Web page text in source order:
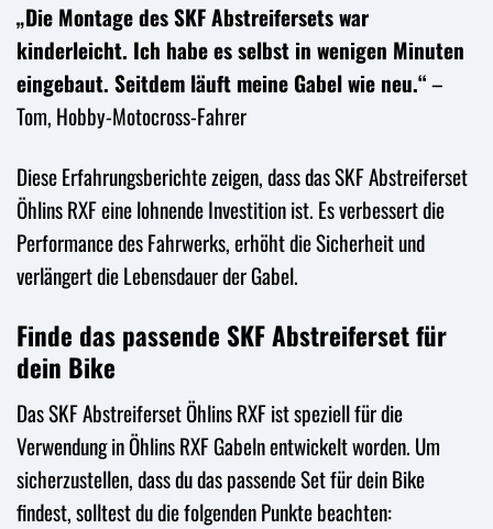
„Die Montage des SKF Abstreifersets war
kinderleicht. Ich habe es selbst in wenigen Minuten
eingebaut. Seitdem läuft meine Gabel wie neu.“–
Tom, Hobby-Motocross-Fahrer
Diese Erfahrungsberichte zeigen, dass das SKF Abstreiferset
Öhlins RXF eine lohnende Investition ist. Es verbessert die
Performance des Fahrwerks, erhöht die Sicherheit und
verlängert die Lebensdauer der Gabel.
Finde das passende SKF Abstreiferset für
dein Bike
Das SKF Abstreiferset Öhlins RXF ist speziell für die
Verwendung in Öhlins RXF Gabeln entwickelt worden. Um
sicherzustellen, dass du das passende Set für dein Bike
findest, solltest du die folgenden Punkte beachten: